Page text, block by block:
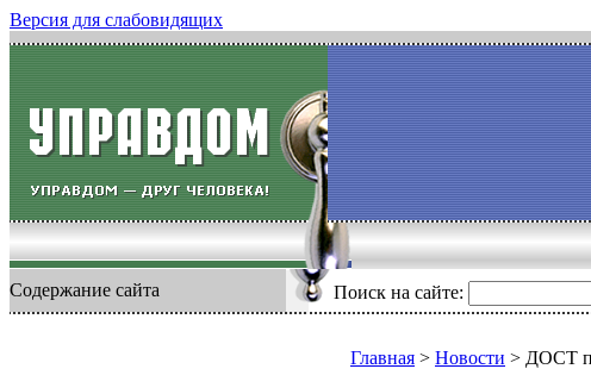
Версия для слабовидящих
Содержание сайта Поиск на сайте:
Главная > Новости > ДОСТ